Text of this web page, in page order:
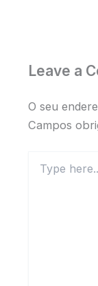
Leave a
O seu
Campos
here..